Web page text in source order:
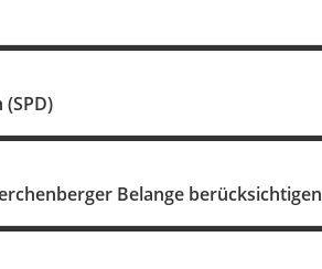
Belange berücksichtigen